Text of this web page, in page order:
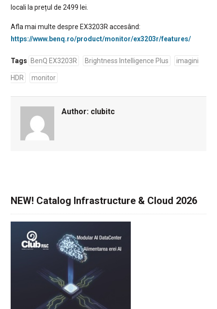
locali la prețul de 2499 lei.
Afla mai multe despre EX3203R accesând:
https://www.benq.ro/product/monitor/ex3203r/features/
Tags BenQ EX3203R Brightness Intelligence Plus imagini
HDR monitor
Author: clubitc
NEW! Catalog Infrastructure & Cloud 2026